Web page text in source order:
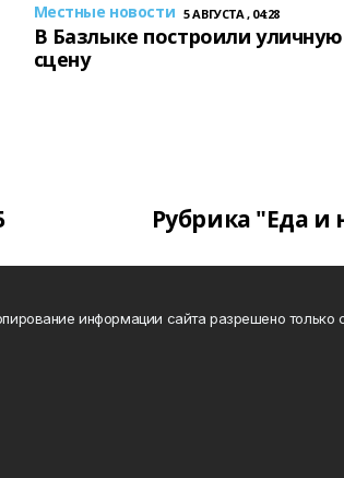
Местные новости 5 АВГУСТА , 04:28
В Базлыке построили уличную
сцену
Рубрика "Еда и
информации сайта разрешено только